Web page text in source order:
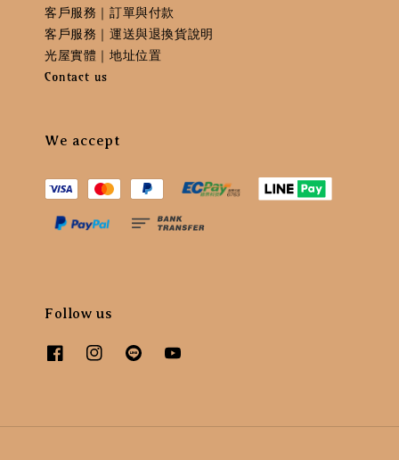
客戶服務｜訂單與付款
客戶服務｜運送與退換貨說明
光屋實體｜地址位置
Contact us
We accept
Follow us